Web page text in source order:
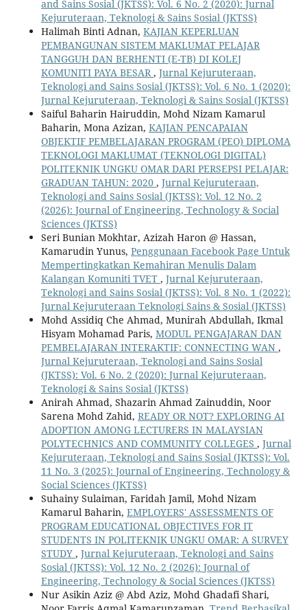
and Sains Sosial (JKTSS): Vol. 6 No. 2 (2020): Jurnal
Kejuruteraan, Teknologi & Sains Sosial (JKTSS)
Halimah Binti Adnan, KAJIAN KEPERLUAN
PEMBANGUNAN SISTEM MAKLUMAT PELAJAR
TANGGUH DAN BERHENTI (E-TB) DI KOLEJ
KOMUNITI PAYA BESAR, Jurnal Kejuruteraan,
Teknologi and Sains Sosial (JKTSS): Vol. 6 No. 1 (2020):
Jurnal Kejuruteraan, Teknologi & Sains Sosial (JKTSS)
Saiful Baharin Hairuddin, Mohd Nizam Kamarul
Baharin, Mona Azizan, KAJIAN PENCAPAIAN
OBJEKTIF PEMBELAJARAN PROGRAM (PEO) DIPLOMA
TEKNOLOGI MAKLUMAT (TEKNOLOGI DIGITAL)
POLITEKNIK UNGKU OMAR DARI PERSEPSI PELAJAR:
GRADUAN TAHUN: 2020 , Jurnal Kejuruteraan,
Teknologi and Sains Sosial (JKTSS): Vol. 12 No. 2
(2026): Journal of Engineering, Technology & Social
Sciences (JKTSS)
Seri Bunian Mokhtar, Azizah Haron @ Hassan,
Kamarudin Yunus, Penggunaan Facebook Page Untuk
Mempertingkatkan Kemahiran Menulis Dalam
Kalangan Komuniti TVET , Jurnal Kejuruteraan,
Teknologi and Sains Sosial (JKTSS): Vol. 8 No. 1 (2022):
Jurnal Kejuruteraan Teknologi Sains & Sosial (JKTSS)
Mohd Assidiq Che Ahmad, Munirah Abdullah, Ikmal
Hisyam Mohamad Paris, MODUL PENGAJARAN DAN
PEMBELAJARAN INTERAKTIF: CONNECTING WAN ,
Jurnal Kejuruteraan, Teknologi and Sains Sosial
(JKTSS): Vol. 6 No. 2 (2020): Jurnal Kejuruteraan,
Teknologi & Sains Sosial (JKTSS)
Anirah Ahmad, Shazarin Ahmad Zainuddin, Noor
Sarena Mohd Zahid, READY OR NOT? EXPLORING AI
ADOPTION AMONG LECTURERS IN MALAYSIAN
POLYTECHNICS AND COMMUNITY COLLEGES , Jurnal
Kejuruteraan, Teknologi and Sains Sosial (JKTSS): Vol.
11 No. 3 (2025): Journal of Engineering, Technology &
Social Sciences (JKTSS)
Suhainy Sulaiman, Faridah Jamil, Mohd Nizam
Kamarul Baharin, EMPLOYERS' ASSESSMENTS OF
PROGRAM EDUCATIONAL OBJECTIVES FOR IT
STUDENTS IN POLITEKNIK UNGKU OMAR: A SURVEY
STUDY , Jurnal Kejuruteraan, Teknologi and Sains
Sosial (JKTSS): Vol. 12 No. 2 (2026): Journal of
Engineering, Technology & Social Sciences (JKTSS)
Nur Asikin Aziz @ Abd Aziz, Mohd Ghadafi Shari,